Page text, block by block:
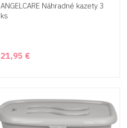
ANGELCARE Náhradné kazety 3
ks
21,95 €